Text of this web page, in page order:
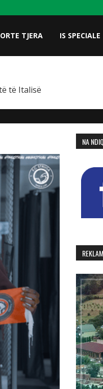
TJERA IS SPECIALE
të Italisë
NA